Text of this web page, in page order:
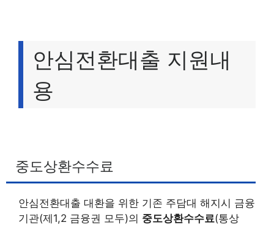
안심전환대출 지원내
용
중도상환수수료
안심전환대출 대환을 위한 기존 주담대 해지시 금융
기관(제1,2 금융권 모두)의 중도상환수수료(통상